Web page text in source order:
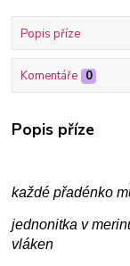
Popis příze
Komentáře 0
Popis příze
každé přadénko
jednonitka v
vláken